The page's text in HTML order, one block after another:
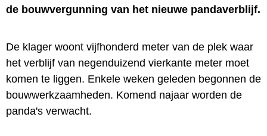
de bouwvergunning van het nieuwe pandaverblijf.
De klager woont vijfhonderd meter van de plek waar
het verblijf van negenduizend vierkante meter moet
komen te liggen. Enkele weken geleden begonnen de
bouwwerkzaamheden. Komend najaar worden de
panda's verwacht.